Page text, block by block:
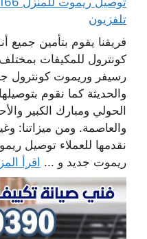
تلفزيون
فريقنا يقوم بتأمين جميع
كونترول للمكيفات
رسيفر وريموت كونترول
والحديثة كما نقوم
الحولي ومبارك الكبير
والعاصمة. ومن ميزاتنا:
نقدمها للعملاء توصيل
ريموت جديد و ...
اقرأ